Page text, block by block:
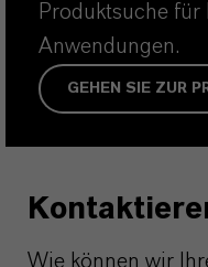
Produktsuche
Anwendungen.
GEHEN SIE ZUR
Wie können wir